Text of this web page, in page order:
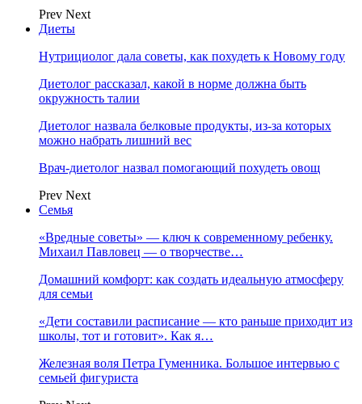
Prev Next
Диеты
Нутрициолог дала советы, как похудеть к Новому году
Диетолог рассказал, какой в норме должна быть
окружность талии
Диетолог назвала белковые продукты, из-за которых
можно набрать лишний вес
Врач-диетолог назвал помогающий похудеть овощ
Prev Next
Семья
«Вредные советы» — ключ к современному ребенку.
Михаил Павловец — о творчестве…
Домашний комфорт: как создать идеальную атмосферу
для семьи
«Дети составили расписание — кто раньше приходит из
школы, тот и готовит». Как я…
Железная воля Петра Гуменника. Большое интервью с
семьей фигуриста